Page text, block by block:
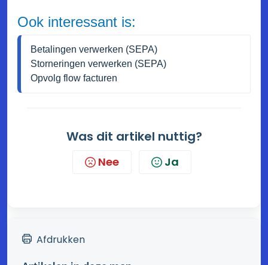
Ook interessant is:
Betalingen verwerken (SEPA)
Storneringen verwerken (SEPA)
Opvolg flow facturen
Was dit artikel nuttig?
Nee Ja
Afdrukken